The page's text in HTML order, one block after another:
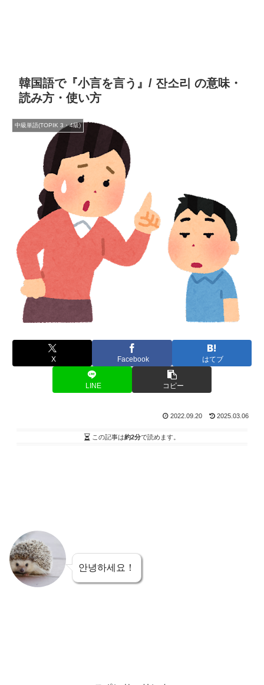
韓国語で『小言を言う』/ 잔소리 の意味・
読み方・使い方
中級単語(TOPIK 3・4級)
X Facebook はてブ
LINE コピー
2022.09.20 2025.03.06
この記事は約2分で読めます。
안녕하세요！